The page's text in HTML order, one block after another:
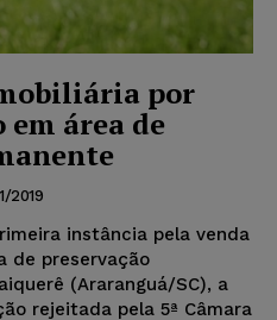
por
área de
2019
instância pela venda
de preservação
(Araranguá/SC), a
rejeitada pela 5ª Câmara